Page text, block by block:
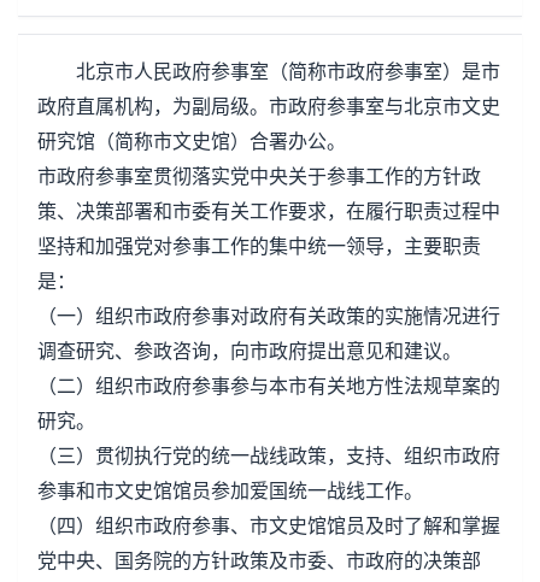
北京市人民政府参事室（简称市政府参事室）是市
政府直属机构，为副局级。市政府参事室与北京市文史
研究馆（简称市文史馆）合署办公。
市政府参事室贯彻落实党中央关于参事工作的方针政
策、决策部署和市委有关工作要求，在履行职责过程中
坚持和加强党对参事工作的集中统一领导，主要职责
是：
（一）组织市政府参事对政府有关政策的实施情况进行
调查研究、参政咨询，向市政府提出意见和建议。
（二）组织市政府参事参与本市有关地方性法规草案的
研究。
（三）贯彻执行党的统一战线政策，支持、组织市政府
参事和市文史馆馆员参加爱国统一战线工作。
（四）组织市政府参事、市文史馆馆员及时了解和掌握
党中央、国务院的方针政策及市委、市政府的决策部